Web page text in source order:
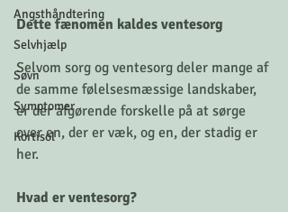
Angsthåndtering
Selvhjælp
Søvn
Symptomer
Kortisol
Dette fænomen kaldes ventesorg
Selvom sorg og ventesorg deler mange af
de samme følelsesmæssige landskaber,
er der afgørende forskelle på at sørge
over en, der er væk, og en, der stadig er
her.
Hvad er ventesorg?